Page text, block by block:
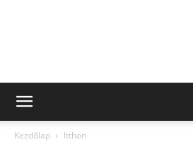
Kezdőlap Itthon